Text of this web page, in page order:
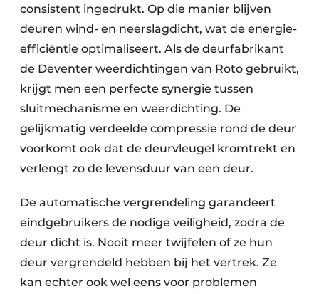
consistent ingedrukt. Op die manier blijven
deuren wind- en neerslagdicht, wat de energie-
efficiëntie optimaliseert. Als de deurfabrikant
de Deventer weerdichtingen van Roto gebruikt,
krijgt men een perfecte synergie tussen
sluitmechanisme en weerdichting. De
gelijkmatig verdeelde compressie rond de deur
voorkomt ook dat de deurvleugel kromtrekt en
verlengt zo de levensduur van een deur.
De automatische vergrendeling garandeert
eindgebruikers de nodige veiligheid, zodra de
deur dicht is. Nooit meer twijfelen of ze hun
deur vergrendeld hebben bij het vertrek. Ze
kan echter ook wel eens voor problemen